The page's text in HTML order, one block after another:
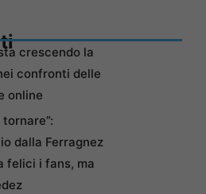
crescendo la
confronti delle
online
tornare”:
dalla Ferragnez
felici i fans, ma